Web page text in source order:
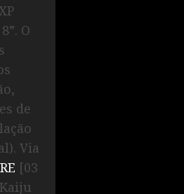
O
de
Via
[03